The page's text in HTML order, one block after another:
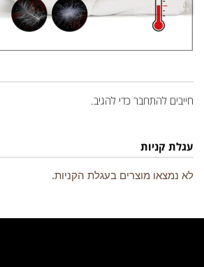
חייבים להתחבר כדי להגיב.
עגלת קניות
לא נמצאו מוצרים בעגלת הקניות.